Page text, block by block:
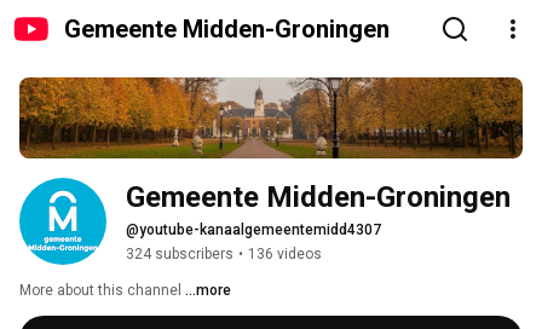
Gemeente Midden-Groningen
Gemeente Midden-Groningen
@youtube-kanaalgemeentemidd4307
324 subscribers • 136 videos
More about this channel ...more